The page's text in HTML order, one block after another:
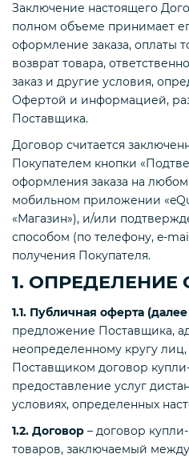
Заключение настоящего
полном объеме принимает
оформление заказа, оплаты
возврат товара,
заказ и другие условия,
Офертой и информацией,
Поставщика.
Договор считается
Покупателем кнопки
оформления заказа на любом
мобильном приложении
«Магазин»), и/или
способом (по телефону, e-
получения Покупателя.
1. ОПРЕДЕЛЕНИЕ
1.1. Публичная оферта
предложение Поставщика,
неопределенному кругу лиц,
Поставщиком договор
предоставление услуг
условиях, определенных
1.2. Договор – договор
товаров, заключаемый